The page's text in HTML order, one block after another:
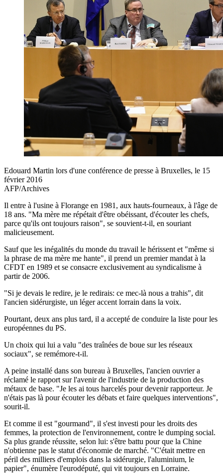
Edouard Martin lors d'une conférence de presse à Bruxelles, le 15
février 2016
AFP/Archives
Il entre à l'usine à Florange en 1981, aux hauts-fourneaux, à l'âge de
18 ans. "Ma mère me répétait d'être obéissant, d'écouter les chefs,
parce qu'ils ont toujours raison", se souvient-t-il, en souriant
malicieusement.
Sauf que les inégalités du monde du travail le hérissent et "même si
la phrase de ma mère me hante", il prend un premier mandat à la
CFDT en 1989 et se consacre exclusivement au syndicalisme à
partir de 2006.
"Si je devais le redire, je le redirais: ce mec-là nous a trahis", dit
l'ancien sidérurgiste, un léger accent lorrain dans la voix.
Pourtant, deux ans plus tard, il a accepté de conduire la liste pour les
européennes du PS.
Un choix qui lui a valu "des traînées de boue sur les réseaux
sociaux", se remémore-t-il.
A peine installé dans son bureau à Bruxelles, l'ancien ouvrier a
réclamé le rapport sur l'avenir de l'industrie de la production des
métaux de base. "Je les ai tous harcelés pour devenir rapporteur. Je
n'étais pas là pour écouter les débats et faire quelques interventions",
sourit-il.
Et comme il est "gourmand", il s'est investi pour les droits des
femmes, la protection de l'environnement, contre le dumping social.
Sa plus grande réussite, selon lui: s'être battu pour que la Chine
n'obtienne pas le statut d'économie de marché. "C'était mettre en
péril des milliers d'emplois dans la sidérurgie, l'aluminium, le
papier", énumère l'eurodéputé, qui vit toujours en Lorraine.